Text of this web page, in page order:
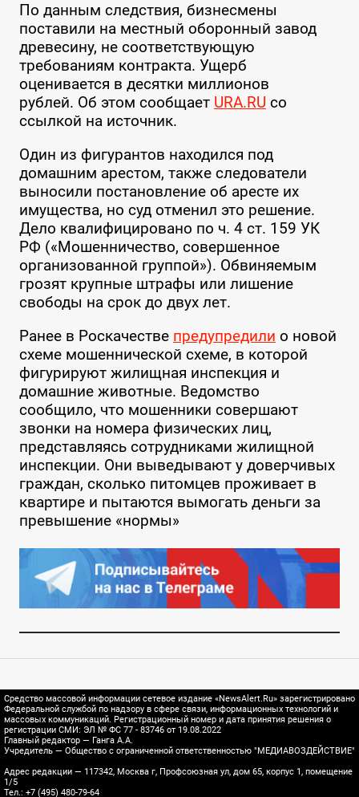
По данным следствия, бизнесмены
поставили на местный оборонный завод
древесину, не соответствующую
требованиям контракта. Ущерб
оценивается в десятки миллионов
рублей. Об этом сообщает URA.RU со
ссылкой на источник.
Один из фигурантов находился под
домашним арестом, также следователи
выносили постановление об аресте их
имущества, но суд отменил это решение.
Дело квалифицировано по ч. 4 ст. 159 УК
РФ («Мошенничество, совершенное
организованной группой»). Обвиняемым
грозят крупные штрафы или лишение
свободы на срок до двух лет.
Ранее в Роскачестве предупредили о новой
схеме мошеннической схеме, в которой
фигурируют жилищная инспекция и
домашние животные. Ведомство
сообщило, что мошенники совершают
звонки на номера физических лиц,
представляясь сотрудниками жилищной
инспекции. Они выведывают у доверчивых
граждан, сколько питомцев проживает в
квартире и пытаются вымогать деньги за
превышение «нормы»
Средство массовой информации сетевое издание «NewsAlert.Ru» зарегистрировано
Федеральной службой по надзору в сфере связи, информационных технологий и
массовых коммуникаций. Регистрационный номер и дата принятия решения о
регистрации СМИ: ЭЛ № ФС 77 - 83746 от 19.08.2022
Главный редактор — Ганга А.А.
Учредитель — Общество с ограниченной ответственностью "МЕДИАВОЗДЕЙСТВИЕ"
Адрес редакции — 117342, Москва г, Профсоюзная ул, дом 65, корпус 1, помещение
1/5
Тел.: +7 (495) 480-79-64